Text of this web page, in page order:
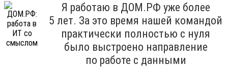
Я работаю в ДОМ.РФ уже более
5 лет. За это время нашей командой
практически полностью с нуля
было выстроено направление
по работе с данными